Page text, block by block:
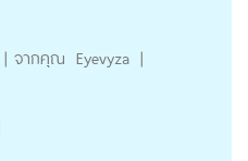
| จากคุณ Eyevyza |